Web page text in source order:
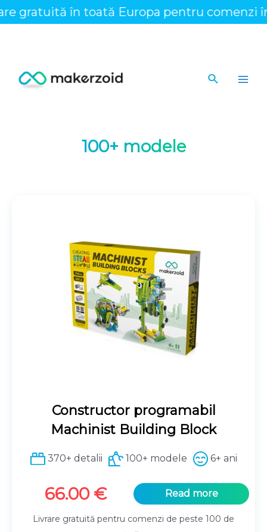
Skip
to
gratuită în toată Europa pentru comenzi
Search
100+ modele
Constructor programabil
Machinist Building Block
370+ detalii 100+ modele 6+ ani
66.00 € Read more
Livrare gratuită pentru comenzi de peste 100 de